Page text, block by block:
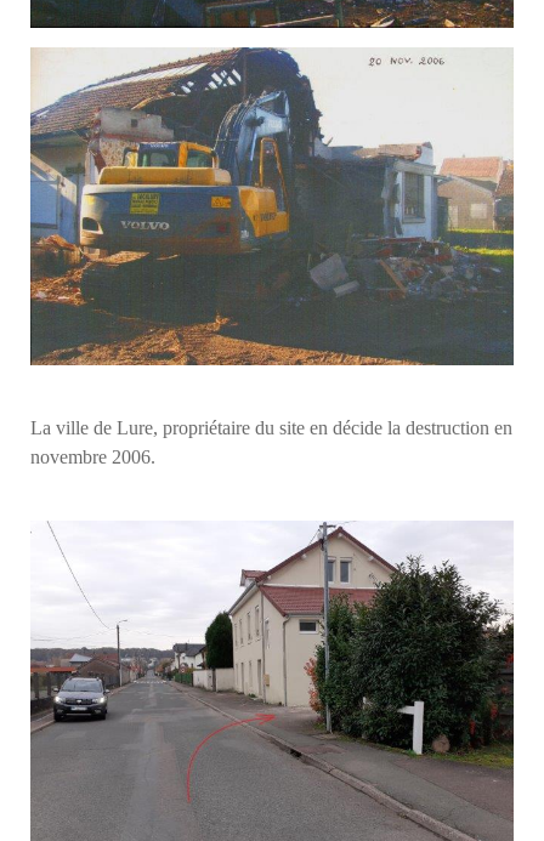
La ville de Lure, propriétaire du site en décide la destruction en
novembre 2006.